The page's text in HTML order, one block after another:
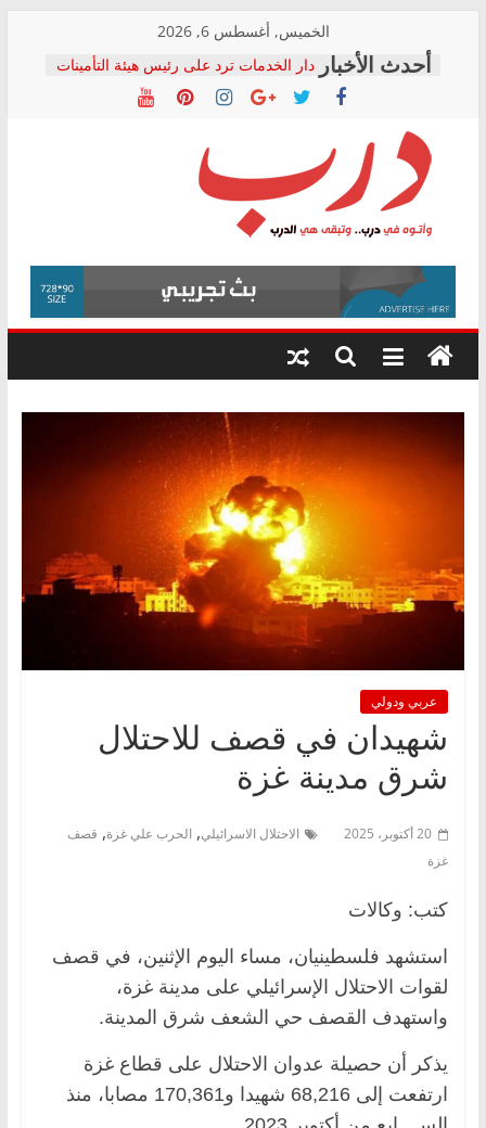
content
الخميس, أغسطس 6, 2026
دار الخدمات ترد على رئيس هيئة التأمينات
بعد مؤتمره الصحفي: إنكار الأزمة لا ينهي
معاناة أصحاب المعاشات.. ونطالب بكشف
فرحات سليمان يكتب: القطاع الصحي إلى
أين؟
حزب التحالف الشعبي يطلق لجنة “الحق
في الصحة” بالإسكندرية لرصد الانتهاكات
ودعم المرضى
الوزاري لمدينة الصحفيين.. وانتهاء أعمال
إنشاء المبنى الإداري
المجلس القومي لحقوق الإنسان يعلن
متابعة قضية الدكتور محمد زهران.. ويؤكد:
قرينة البراءة وضمانات المحاكمة العادلة
درب
وأتوه
درب..
وتبقى
هي
عربي ودولي
شهيدان في قصف للاحتلال
شرق مدينة غزة
20 أكتوبر، 2025 الاحتلال الاسرائيلي, الحرب علي غزة, قصف
غزة
كتب: وكالات
استشهد فلسطينيان، مساء اليوم الإثنين، في قصف
لقوات الاحتلال الإسرائيلي على مدينة غزة،
واستهدف القصف حي الشعف شرق المدينة.
يذكر أن حصيلة عدوان الاحتلال على قطاع غزة
ارتفعت إلى 68,216 شهيدا و170,361 مصابا، منذ